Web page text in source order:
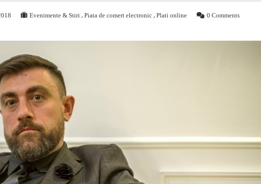
Evenimente & Stiri , Piata de comert electronic , Plati online
0 Comments